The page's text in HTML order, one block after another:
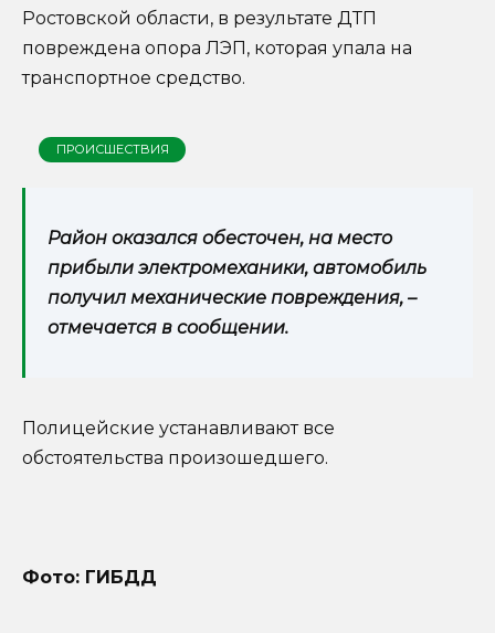
Ростовской области, в результате ДТП
повреждена опора ЛЭП, которая упала на
транспортное средство.
ПРОИСШЕСТВИЯ
Район оказался обесточен, на место
прибыли электромеханики, автомобиль
получил механические повреждения, –
отмечается в сообщении.
Полицейские устанавливают все
обстоятельства произошедшего.
Фото: ГИБДД